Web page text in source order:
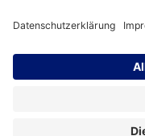
Impressum